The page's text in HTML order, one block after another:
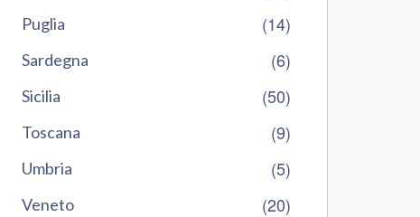
Puglia (14)
Sardegna (6)
Sicilia (50)
Toscana (9)
Umbria (5)
Veneto (20)